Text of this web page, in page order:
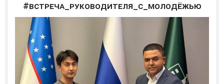
#встреча_руководителя_с_молодёжью